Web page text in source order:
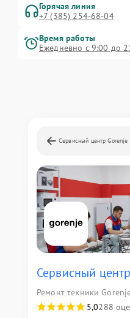
Горячая линия
+7 (385) 254-68-04
Время работы
Ежедневно с 9:00 до
Сервисный центр Gorenje
Сервисный
Ремонт техники
5,0288